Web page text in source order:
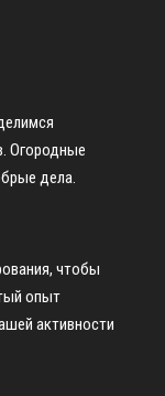
Огородные
дела.
чтобы
опыт
активности